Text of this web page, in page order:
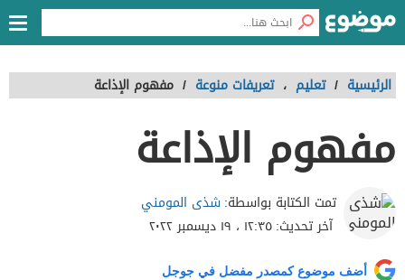
الرئيسية / تعليم ، تعريفات منوعة / مفهوم الإذاعة
مفهوم الإذاعة
تمت الكتابة بواسطة:شذى المومني
آخر تحديث:١٢:٣٥ ، ١٩ ديسمبر ٢٠٢٢
أضف موضوع كمصدر مفضل في جوجل